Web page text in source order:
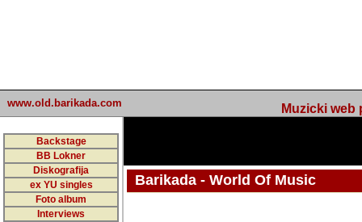
www.old.barikada.com Muzicki web
Backstage
BB Lokner
Diskografija
ex YU singles
Foto album
Interviews
Barikada - World Of Music